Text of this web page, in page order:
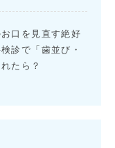
口を見直す絶好
診で「歯並び・
たら？